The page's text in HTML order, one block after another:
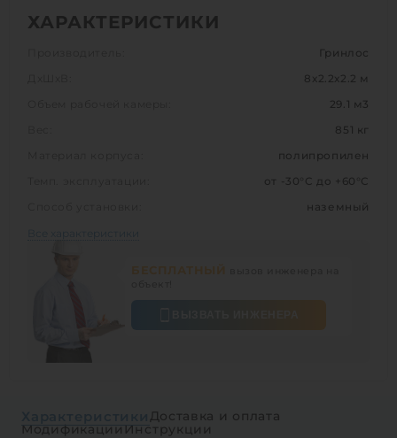
ХАРАКТЕРИСТИКИ
Гринлос
8х2.2х2.2 м
29.1 м3
851 кг
полипропилен
от -30°C до +60°C
наземный
Доставка и оплата
Модификации Инструкции